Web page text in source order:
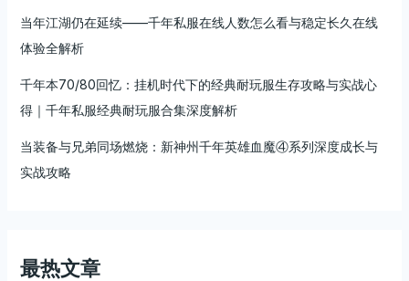
当年江湖仍在延续——千年私服在线人数怎么看与稳定长久在线
体验全解析
千年本70/80回忆：挂机时代下的经典耐玩服生存攻略与实战心
得｜千年私服经典耐玩服合集深度解析
当装备与兄弟同场燃烧：新神州千年英雄血魔④系列深度成长与
实战攻略
最热文章